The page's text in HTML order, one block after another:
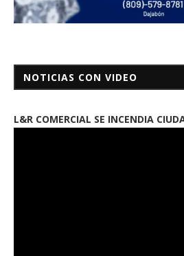
NOTICIAS CON VIDEO
L&R COMERCIAL SE INCENDIA